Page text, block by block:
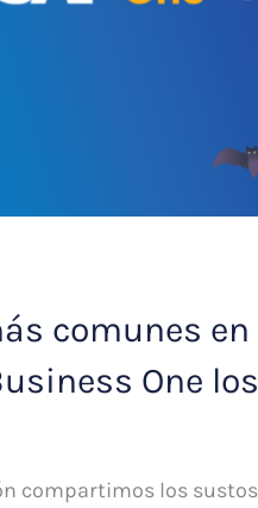
comunes
One
compartimos los